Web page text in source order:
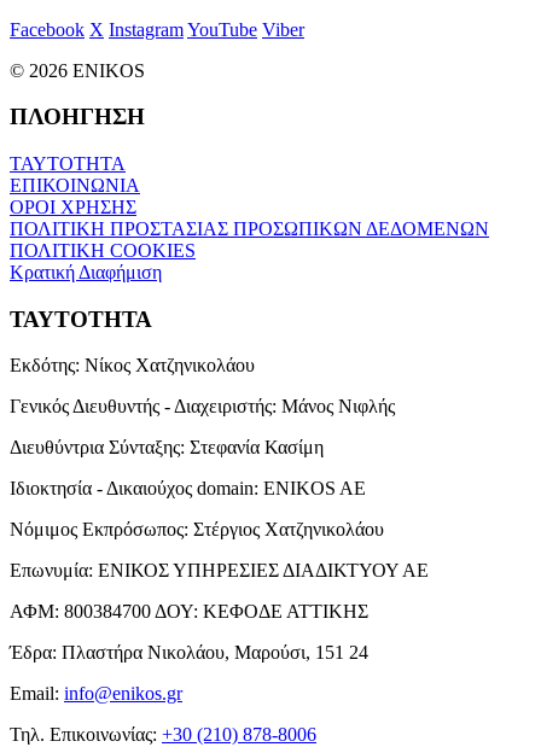
Facebook X InstagramYouTube Viber
© 2026 ENIKOS
ΠΛΟΗΓΗΣΗ
ΤΑΥΤΟΤΗΤΑ
ΕΠΙΚΟΙΝΩΝΙΑ
ΟΡΟΙ ΧΡΗΣΗΣ
ΠΟΛΙΤΙΚΗ ΠΡΟΣΤΑΣΙΑΣ ΠΡΟΣΩΠΙΚΩΝ ΔΕΔΟΜΕΝΩΝ
ΠΟΛΙΤΙΚΗ COOKIES
Κρατική Διαφήμιση
ΤΑΥΤΟΤΗΤΑ
Εκδότης: Νίκος Χατζηνικολάου
Γενικός Διευθυντής - Διαχειριστής: Μάνος Νιφλής
Διευθύντρια Σύνταξης: Στεφανία Κασίμη
Ιδιοκτησία - Δικαιούχος domain: ENIKOS AE
Νόμιμος Εκπρόσωπος: Στέργιος Χατζηνικολάου
Επωνυμία: ΕΝΙΚΟΣ ΥΠΗΡΕΣΙΕΣ ΔΙΑΔΙΚΤΥΟΥ ΑΕ
ΑΦΜ: 800384700 ΔΟΥ: ΚΕΦΟΔΕ ΑΤΤΙΚΗΣ
Έδρα: Πλαστήρα Νικολάου, Μαρούσι, 151 24
Email: info@enikos.gr
Τηλ. Επικοινωνίας: +30 (210) 878-8006